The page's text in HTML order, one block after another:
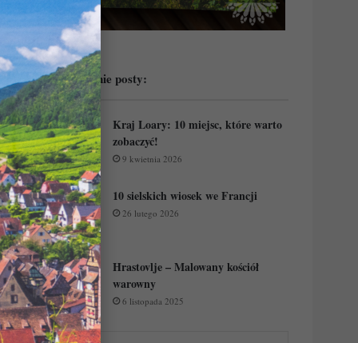
Przeczytaj ostatnie posty:
Kraj Loary: 10 miejsc, które warto
zobaczyć!
9 kwietnia 2026
10 sielskich wiosek we Francji
26 lutego 2026
Hrastovlje – Malowany kościół
warowny
6 listopada 2025